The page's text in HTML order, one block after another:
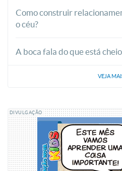
Como construir
o céu?
A boca fala do que está
VEJA
DIVULGAÇÃO